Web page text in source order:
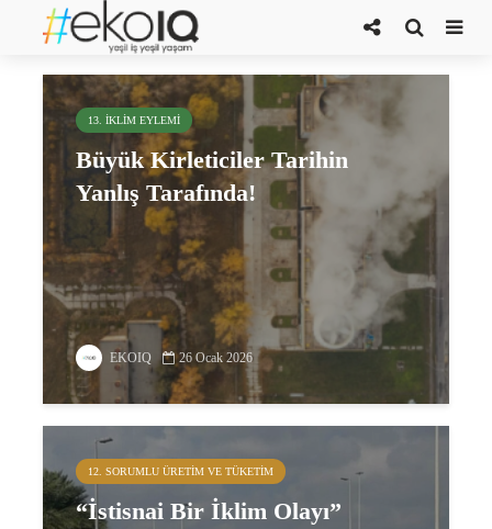
Birleşik Arap Emirlikleri
13. İKLIM EYLEMI
Büyük Kirleticiler Tarihin
Yanlış Tarafında!
EKOIQ 26 Ocak 2026
12. SORUMLU ÜRETIM VE TÜKETIM
“İstisnai Bir İklim Olayı”